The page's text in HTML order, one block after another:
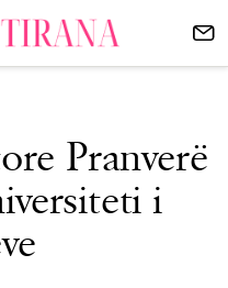
Pranverë
i